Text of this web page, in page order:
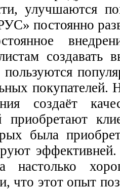
улучшаются
постоянно
создавать
покупателей.
создаёт
приобретают
была
эффективней.
настолько
что этот опыт